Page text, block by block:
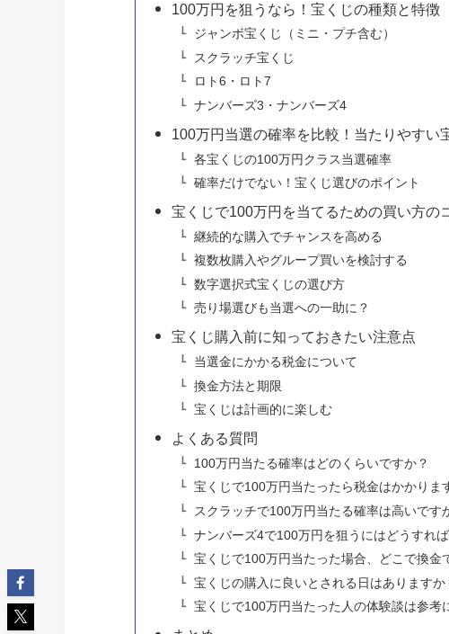
100万円を狙うなら！宝くじの種類と特徴
ジャンボ宝くじ（ミニ・プチ含む）
スクラッチ宝くじ
ロト6・ロト7
ナンバーズ3・ナンバーズ4
100万円当選の確率を比較！当たりやすい
各宝くじの100万円クラス当選確率
確率だけでない！宝くじ選びのポイント
宝くじで100万円を当てるための買い方の
継続的な購入でチャンスを高める
複数枚購入やグループ買いを検討する
数字選択式宝くじの選び方
売り場選びも当選への一助に？
宝くじ購入前に知っておきたい注意点
当選金にかかる税金について
換金方法と期限
宝くじは計画的に楽しむ
よくある質問
100万円当たる確率はどのくらいですか？
宝くじで100万円当たったら税金はかかりま
スクラッチで100万円当たる確率は高いです
ナンバーズ4で100万円を狙うにはどうすれ
宝くじで100万円当たった場合、どこで換金
宝くじの購入に良いとされる日はありますか
宝くじで100万円当たった人の体験談は参考